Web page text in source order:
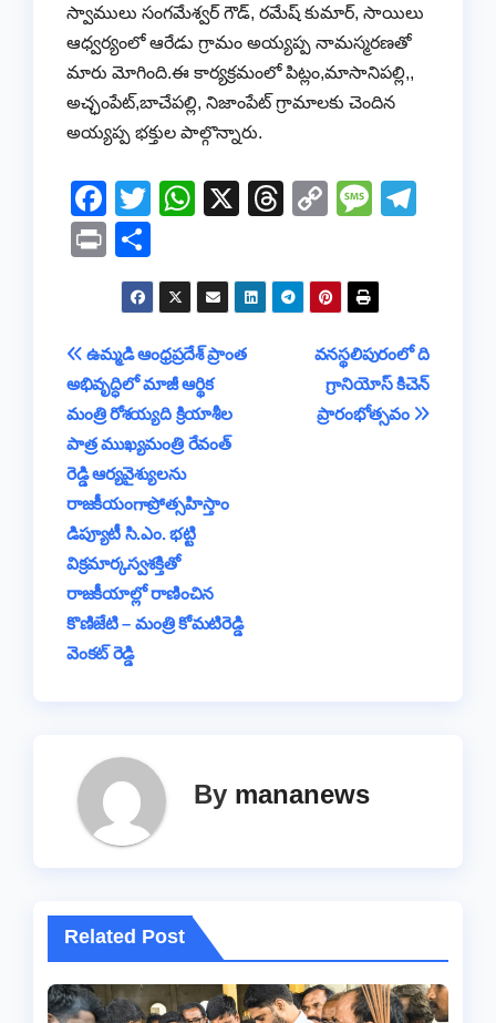
స్వాములు సంగమేశ్వర్ గౌడ్, రమేష్ కుమార్, సాయిలు
ఆధ్వర్యంలో ఆరేడు గ్రామం అయ్యప్ప నామస్మరణతో
మారు మోగింది.ఈ కార్యక్రమంలో పిట్లం,మాసానిపల్లి,,
అచ్ఛంపేట్,బాచేపల్లి, నిజాంపేట్ గ్రామాలకు చెందిన
అయ్యప్ప భక్తుల పాల్గొన్నారు.
F
a
c
e
b
o
o
k
T
er
W
s
A
p
p
X
T
a
C
y
Li
n
k
M
a
g
e
a
m
Pr
in h
ar
e
Post
navigation
వనస్థలిపురంలో ది
గ్రానియోస్ కిచెన్
ప్రారంభోత్సవం
ఉమ్మడి ఆంధ్రప్రదేశ్ ప్రాంత
అభివృద్ధిలో మాజీ ఆర్థిక
మంత్రి రోశయ్యది క్రియాశీల
పాత్ర ముఖ్యమంత్రి రేవంత్
రెడ్డి ఆర్యవైశ్యులను
రాజకీయంగాప్రోత్సహిస్తాం
డిప్యూటీ సి.ఎం. భట్టి
విక్రమార్కస్వశక్తితో
రాజకీయాల్లో రాణించిన
కొణిజేటి – మంత్రి కోమటిరెడ్డి
వెంకట్ రెడ్డి
By mananews
Related Post